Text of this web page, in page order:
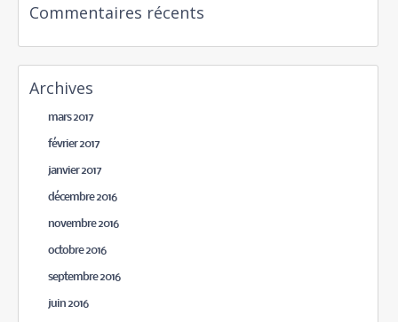
Commentaires récents
Archives
mars 2017
février 2017
janvier 2017
décembre 2016
novembre 2016
octobre 2016
septembre 2016
juin 2016